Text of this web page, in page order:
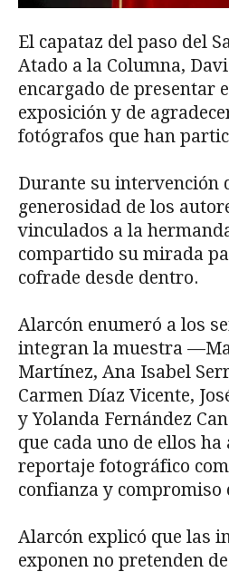
El capataz del paso del
Atado a la Columna,
encargado de presentar
exposición y de
fotógrafos que han
Durante su intervención
generosidad de los
vinculados a la
compartido su mirada
cofrade desde dentro.
Alarcón enumeró a los
integran la muestra
Martínez, Ana Isabel
Carmen Díaz Vicente,
y Yolanda Fernández
que cada uno de ellos
reportaje fotográfico
confianza y compromiso
Alarcón explicó que las
exponen no pretenden